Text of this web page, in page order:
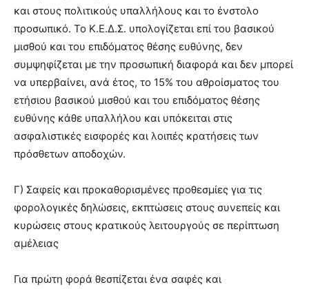
και στους πολιτικούς υπαλλήλους και το ένστολο
προσωπικό. Το Κ.Ε.Δ.Σ. υπολογίζεται επί του βασικού
μισθού και του επιδόματος θέσης ευθύνης, δεν
συμψηφίζεται με την προσωπική διαφορά και δεν μπορεί
να υπερβαίνει, ανά έτος, το 15% του αθροίσματος του
ετήσιου βασικού μισθού και του επιδόματος θέσης
ευθύνης κάθε υπαλλήλου και υπόκειται στις
ασφαλιστικές εισφορές και λοιπές κρατήσεις των
πρόσθετων αποδοχών.
Γ) Σαφείς και προκαθορισμένες προθεσμίες για τις
φορολογικές δηλώσεις, εκπτώσεις στους συνεπείς και
κυρώσεις στους κρατικούς λειτουργούς σε περίπτωση
αμέλειας
Για πρώτη φορά θεσπίζεται ένα σαφές και